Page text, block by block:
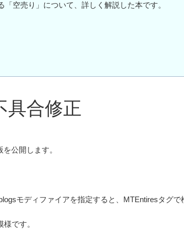
空売り」について、詳しく解説した本です。
具合修正
公開します。
モディファイアを指定すると、MTEntiresタグで
です。